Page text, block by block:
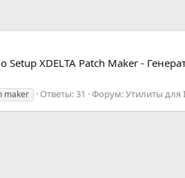
XDELTA Patch Maker -
maker Ответы: 31 Форум:Утилиты для